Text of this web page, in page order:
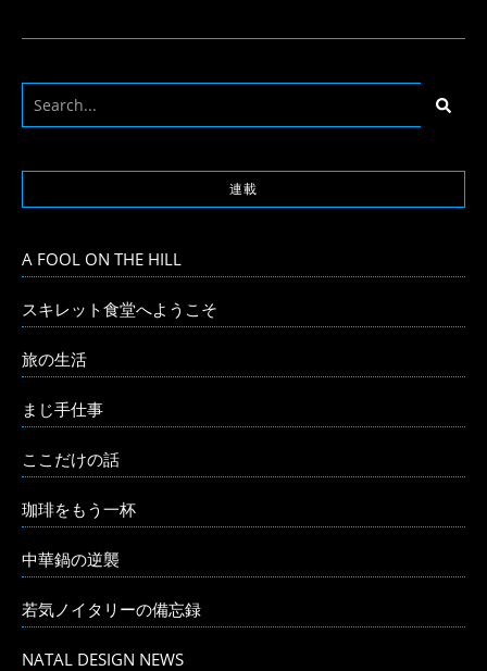
連載
A FOOL ON THE HILL
スキレット食堂へようこそ
旅の生活
まじ手仕事
ここだけの話
珈琲をもう一杯
中華鍋の逆襲
若気ノイタリーの備忘録
NATAL DESIGN NEWS